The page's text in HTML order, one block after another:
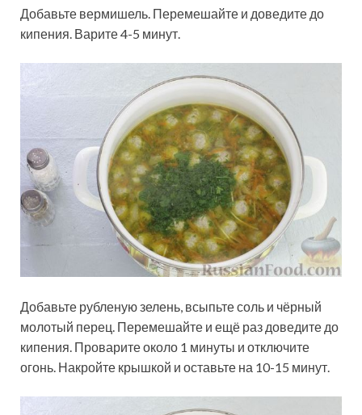
Добавьте вермишель. Перемешайте и доведите до
кипения. Варите 4-5 минут.
Добавьте рубленую зелень, всыпьте соль и чёрный
молотый перец. Перемешайте и ещё раз доведите до
кипения. Проварите около 1 минуты и отключите
огонь. Накройте крышкой и оставьте на 10-15 минут.